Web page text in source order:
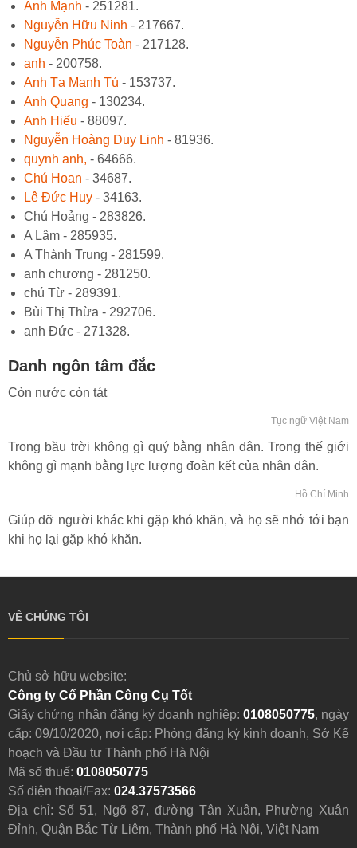
Anh Mạnh - 251281.
Nguyễn Hữu Ninh - 217667.
Nguyễn Phúc Toàn - 217128.
anh - 200758.
Anh Tạ Mạnh Tú - 153737.
Anh Quang - 130234.
Anh Hiếu - 88097.
Nguyễn Hoàng Duy Linh - 81936.
quynh anh, - 64666.
Chú Hoan - 34687.
Lê Đức Huy - 34163.
Chú Hoảng - 283826.
A Lâm - 285935.
A Thành Trung - 281599.
anh chương - 281250.
chú Từ - 289391.
Bùi Thị Thừa - 292706.
anh Đức - 271328.
Danh ngôn tâm đắc
Còn nước còn tát
Tục ngữ Việt Nam
Trong bầu trời không gì quý bằng nhân dân. Trong thế giới
không gì mạnh bằng lực lượng đoàn kết của nhân dân.
Hồ Chí Minh
Giúp đỡ người khác khi gặp khó khăn, và họ sẽ nhớ tới bạn
khi họ lại gặp khó khăn.
VỀ CHÚNG TÔI
Chủ sở hữu website:
Công ty Cổ Phần Công Cụ Tốt
Giấy chứng nhận đăng ký doanh nghiệp: 0108050775, ngày
cấp: 09/10/2020, nơi cấp: Phòng đăng ký kinh doanh, Sở Kế
hoạch và Đầu tư Thành phố Hà Nội
Mã số thuế: 0108050775
Số điện thoại/Fax: 024.37573566
Địa chỉ: Số 51, Ngõ 87, đường Tân Xuân, Phường Xuân
Đỉnh, Quận Bắc Từ Liêm, Thành phố Hà Nội, Việt Nam